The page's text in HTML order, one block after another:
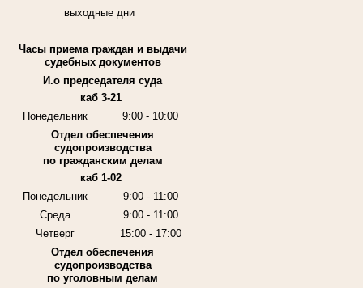
выходные дни
Часы приема граждан и выдачи
судебных документов
И.о председателя суда
каб 3-21
Понедельник
9:00 - 10:00
Отдел обеспечения
судопроизводства
по гражданским делам
каб 1-02
Понедельник
9:00 - 11:00
Среда
9:00 - 11:00
Четверг
15:00 - 17:00
Отдел обеспечения
судопроизводства
по уголовным делам